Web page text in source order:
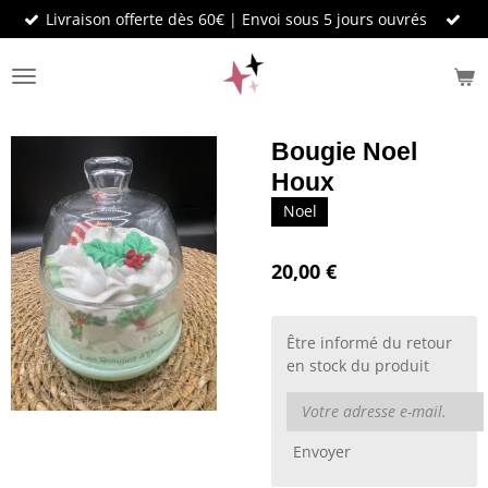
Passer
au
contenu
principal
Livraison offerte dès 60€ | Envoi sous 5 jours ouvrés
Bougie Noel
Houx
Noel
20,00 €
Être informé du retour
en stock du produit
Envoyer